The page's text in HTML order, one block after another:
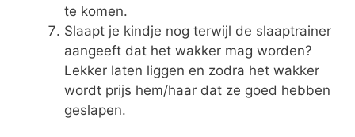
te komen.
Slaapt je kindje nog terwijl de slaaptrainer
aangeeft dat het wakker mag worden?
Lekker laten liggen en zodra het wakker
wordt prijs hem/haar dat ze goed hebben
geslapen.